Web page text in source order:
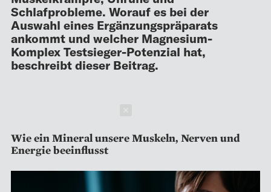
Schlafprobleme. Worauf es bei der
Auswahl eines Ergänzungspräparats
ankommt und welcher Magnesium-
Komplex Testsieger-Potenzial hat,
beschreibt dieser Beitrag.
Wie ein Mineral unsere Muskeln, Nerven und
Energie beeinflusst